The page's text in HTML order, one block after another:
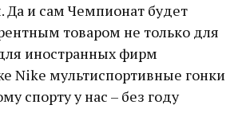
Да и сам Чемпионат будет
товаром не только для
иностранных фирм
Nike мультиспортивные гонки
спорту у нас – без году